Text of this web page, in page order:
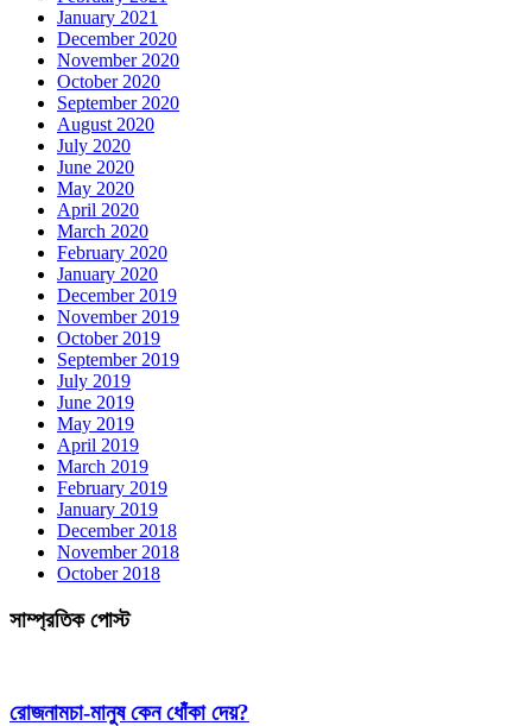
January 2021
December 2020
November 2020
October 2020
September 2020
August 2020
July 2020
June 2020
May 2020
April 2020
March 2020
February 2020
January 2020
December 2019
November 2019
October 2019
September 2019
July 2019
June 2019
May 2019
April 2019
March 2019
February 2019
January 2019
December 2018
November 2018
October 2018
সাম্প্রতিক পোস্ট
রোজনামচা-মানুষ কেন ধোঁকা দেয়?